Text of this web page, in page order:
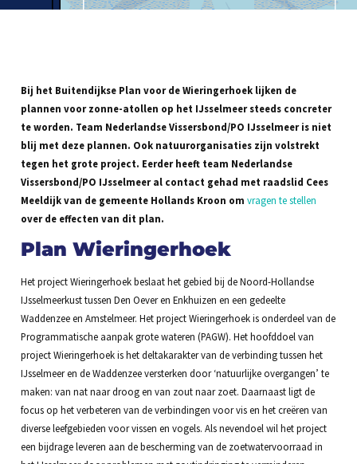
Bij het Buitendijkse Plan voor de Wieringerhoek lijken de
plannen voor zonne-atollen op het IJsselmeer steeds concreter
te worden. Team Nederlandse Vissersbond/PO IJsselmeer is niet
blij met deze plannen. Ook natuurorganisaties zijn volstrekt
tegen het grote project. Eerder heeft team Nederlandse
Vissersbond/PO IJsselmeer al contact gehad met raadslid Cees
Meeldijk van de gemeente Hollands Kroon om vragen te stellen
over de effecten van dit plan.
Plan Wieringerhoek
Het project Wieringerhoek beslaat het gebied bij de Noord-Hollandse
IJsselmeerkust tussen Den Oever en Enkhuizen en een gedeelte
Waddenzee en Amstelmeer. Het project Wieringerhoek is onderdeel van de
Programmatische aanpak grote wateren (PAGW). Het hoofddoel van
project Wieringerhoek is het deltakarakter van de verbinding tussen het
IJsselmeer en de Waddenzee versterken door ‘natuurlijke overgangen’ te
maken: van nat naar droog en van zout naar zoet. Daarnaast ligt de
focus op het verbeteren van de verbindingen voor vis en het creëren van
diverse leefgebieden voor vissen en vogels. Als nevendoel wil het project
een bijdrage leveren aan de bescherming van de zoetwatervoorraad in